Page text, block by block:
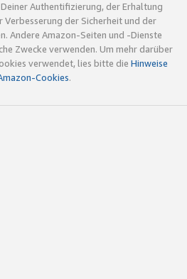
Authentifizierung, der Erhaltung
Verbesserung der Sicherheit und der
Andere Amazon-Seiten und -Dienste
Zwecke verwenden. Um mehr darüber
verwendet, lies bitte die Hinweise
Cookies.